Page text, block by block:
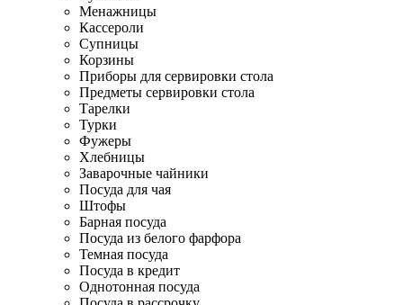
Менажницы
Кассероли
Супницы
Корзины
Приборы для сервировки стола
Предметы сервировки стола
Тарелки
Турки
Фужеры
Хлебницы
Заварочные чайники
Посуда для чая
Штофы
Барная посуда
Посуда из белого фарфора
Темная посуда
Посуда в кредит
Однотонная посуда